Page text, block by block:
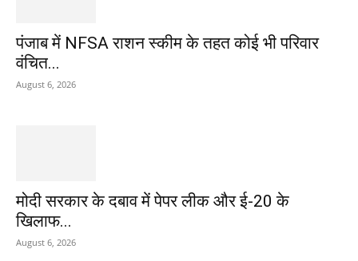
पंजाब में NFSA राशन स्कीम के तहत कोई भी परिवार
वंचित...
August 6, 2026
मोदी सरकार के दबाव में पेपर लीक और ई-20 के
खिलाफ...
August 6, 2026